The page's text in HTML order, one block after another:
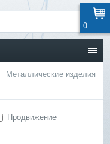
Металлические изделия
Продвижение
0